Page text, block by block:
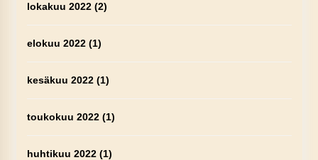
lokakuu 2022(2)
elokuu 2022(1)
kesäkuu 2022(1)
toukokuu 2022(1)
huhtikuu 2022(1)